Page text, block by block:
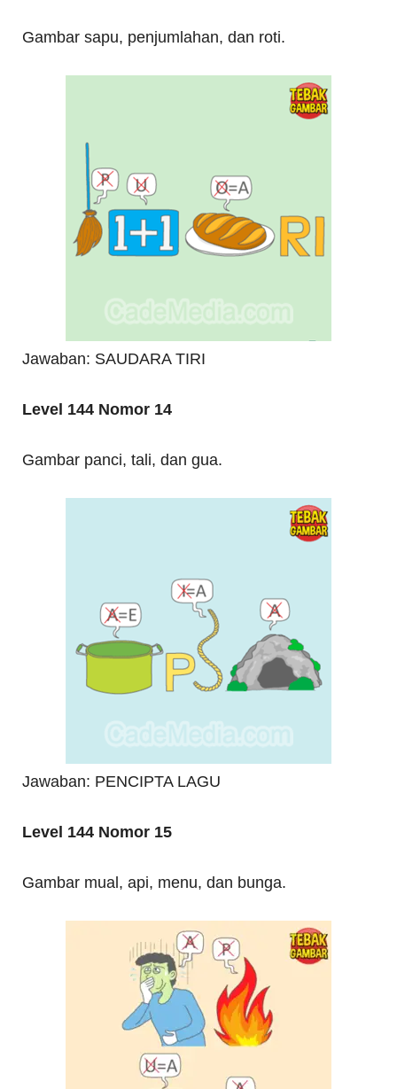
Gambar sapu, penjumlahan, dan roti.
Jawaban: SAUDARA TIRI
Level 144 Nomor 14
Gambar panci, tali, dan gua.
Jawaban: PENCIPTA LAGU
Level 144 Nomor 15
Gambar mual, api, menu, dan bunga.